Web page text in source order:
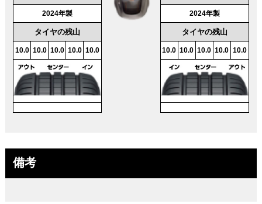
2024年製
タイヤの残山
10.0 10.0 10.0 10.0 10.0
2024年製
タイヤの残山
10.0 10.0 10.0 10.0 10.0
備考